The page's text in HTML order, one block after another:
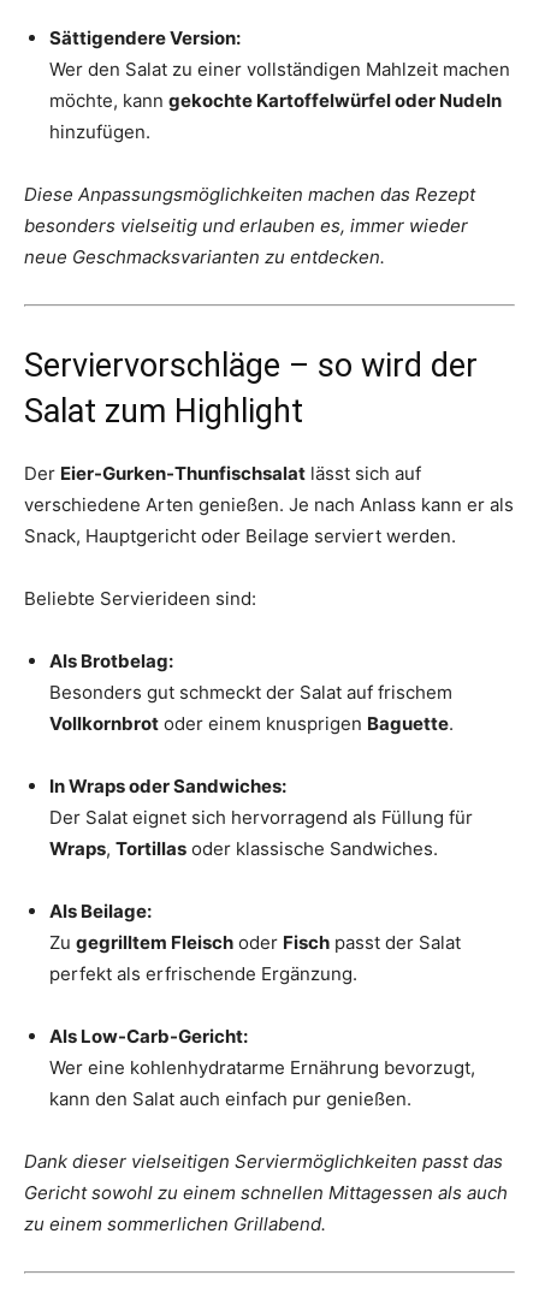
Sättigendere Version:
Wer den Salat zu einer vollständigen Mahlzeit machen
möchte, kann gekochte Kartoffelwürfel oder Nudeln
hinzufügen.
Diese Anpassungsmöglichkeiten machen das Rezept
besonders vielseitig und erlauben es, immer wieder
neue Geschmacksvarianten zu entdecken.
Serviervorschläge – so wird der
Salat zum Highlight
Der Eier-Gurken-Thunfischsalat lässt sich auf
verschiedene Arten genießen. Je nach Anlass kann er als
Snack, Hauptgericht oder Beilage serviert werden.
Beliebte Servierideen sind:
Als Brotbelag:
Besonders gut schmeckt der Salat auf frischem
Vollkornbrot oder einem knusprigen Baguette.
In Wraps oder Sandwiches:
Der Salat eignet sich hervorragend als Füllung für
Wraps, Tortillas oder klassische Sandwiches.
Als Beilage:
Zu gegrilltem Fleisch oder Fisch passt der Salat
perfekt als erfrischende Ergänzung.
Als Low-Carb-Gericht:
Wer eine kohlenhydratarme Ernährung bevorzugt,
kann den Salat auch einfach pur genießen.
Dank dieser vielseitigen Serviermöglichkeiten passt das
Gericht sowohl zu einem schnellen Mittagessen als auch
zu einem sommerlichen Grillabend.